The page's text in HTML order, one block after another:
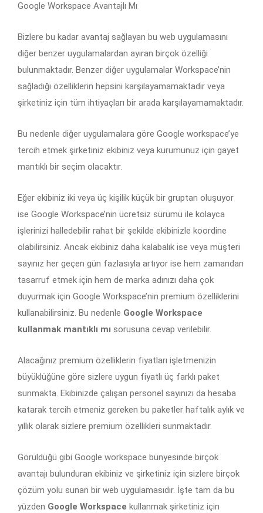
Google Workspace Avantajlı Mı
Bizlere bu kadar avantaj sağlayan bu web uygulamasını
diğer benzer uygulamalardan ayıran birçok özelliği
bulunmaktadır. Benzer diğer uygulamalar Workspace’nin
sağladığı özelliklerin hepsini karşılayamamaktadır veya
şirketiniz için tüm ihtiyaçları bir arada karşılayamamaktadır.
Bu nedenle diğer uygulamalara göre Google workspace’ye
tercih etmek şirketiniz ekibiniz veya kurumunuz için gayet
mantıklı bir seçim olacaktır.
Eğer ekibiniz iki veya üç kişilik küçük bir gruptan oluşuyor
ise Google Workspace’nin ücretsiz sürümü ile kolayca
işlerinizi halledebilir rahat bir şekilde ekibinizle koordine
olabilirsiniz. Ancak ekibiniz daha kalabalık ise veya müşteri
sayınız her geçen gün fazlasıyla artıyor ise hem zamandan
tasarruf etmek için hem de marka adınızı daha çok
duyurmak için Google Workspace’nin premium özelliklerini
kullanabilirsiniz. Bu nedenle Google Workspace
kullanmak mantıklı mı sorusuna cevap verilebilir.
Alacağınız premium özelliklerin fiyatları işletmenizin
büyüklüğüne göre sizlere uygun fiyatlı üç farklı paket
sunmakta. Ekibinizde çalışan personel sayınızı da hesaba
katarak tercih etmeniz gereken bu paketler haftalık aylık ve
yıllık olarak sizlere premium özellikleri sunmaktadır.
Görüldüğü gibi Google workspace bünyesinde birçok
avantajı bulunduran ekibiniz ve şirketiniz için sizlere birçok
çözüm yolu sunan bir web uygulamasıdır. İşte tam da bu
yüzden Google Workspace kullanmak şirketiniz için